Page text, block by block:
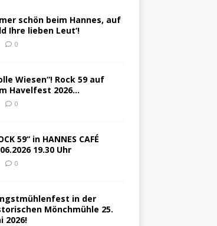
schön beim Hannes, auf
Ihre lieben Leut‘!
0
Wiesen“! Rock 59 auf
Havelfest 2026…
0
59“ in HANNES CAFÉ
19.30 Uhr
0
in der
Mönchmühle 25.
2026!